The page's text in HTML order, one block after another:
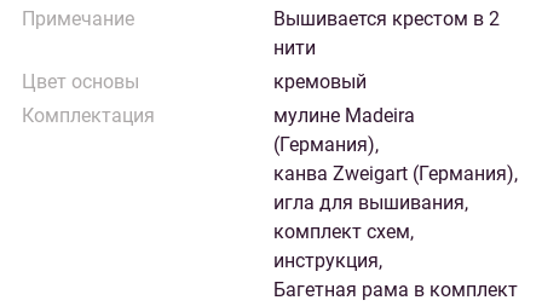
Примечание
Вышивается крестом в 2
нити
Цвет основы
кремовый
Комплектация
мулине Madeira
(Германия),
канва Zweigart (Германия),
игла для вышивания,
комплект схем,
инструкция,
Багетная рама в комплект